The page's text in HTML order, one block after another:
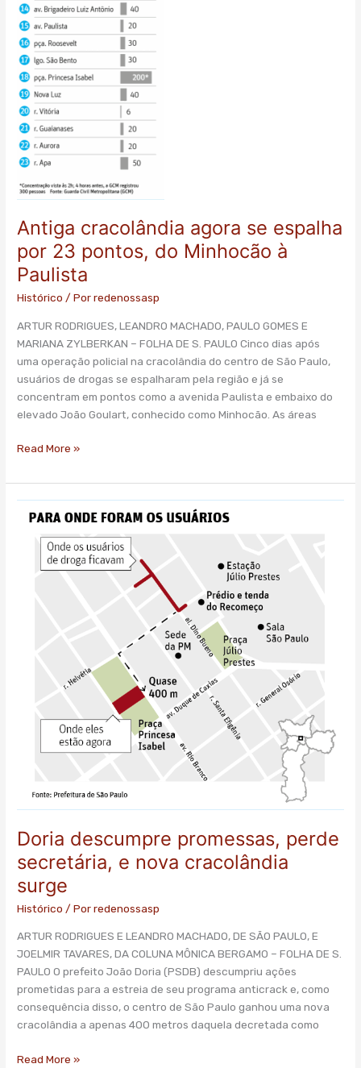
Antiga cracolândia agora se espalha
por 23 pontos, do Minhocão à
Paulista
Histórico / Porredenossasp
ARTUR RODRIGUES, LEANDRO MACHADO, PAULO GOMES E
MARIANA ZYLBERKAN – FOLHA DE S. PAULO Cinco dias após
uma operação policial na cracolândia do centro de São Paulo,
usuários de drogas se espalharam pela região e já se
concentram em pontos como a avenida Paulista e embaixo do
elevado João Goulart, conhecido como Minhocão. As áreas
Read More »
Doria descumpre promessas, perde
secretária, e nova cracolândia
surge
Histórico / Porredenossasp
ARTUR RODRIGUES E LEANDRO MACHADO, DE SÃO PAULO, E
JOELMIR TAVARES, DA COLUNA MÔNICA BERGAMO – FOLHA DE S.
PAULO O prefeito João Doria (PSDB) descumpriu ações
prometidas para a estreia de seu programa anticrack e, como
consequência disso, o centro de São Paulo ganhou uma nova
cracolândia a apenas 400 metros daquela decretada como
descumpre
promessas,
Read More »